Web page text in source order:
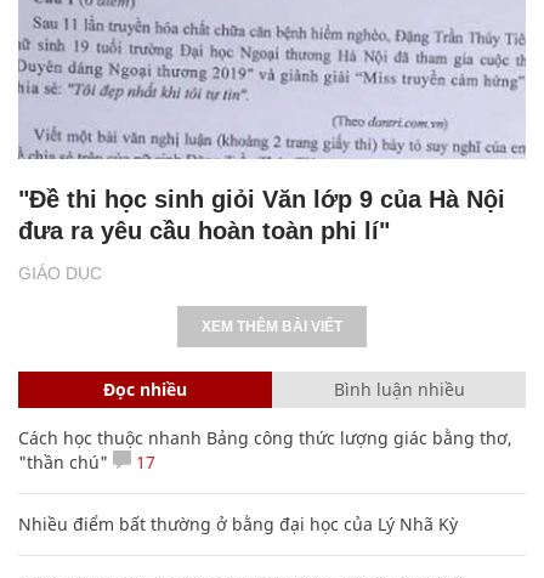
GIÁO DỤC
"Đề thi học sinh giỏi Văn lớp 9 của Hà Nội
đưa ra yêu cầu hoàn toàn phi lí"
XEM THÊM BÀI VIẾT
Đọc nhiều Bình luận nhiều
Cách học thuộc nhanh Bảng công thức lượng giác bằng thơ,
"thần chú"
17
Nhiều điểm bất thường ở bằng đại học của Lý Nhã Kỳ